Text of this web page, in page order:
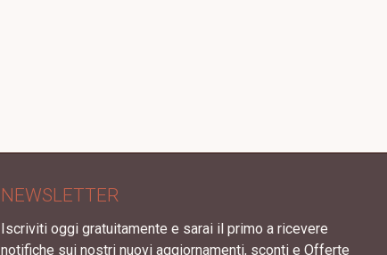
NEWSLETTER
Iscriviti oggi gratuitamente e sarai il primo a ricevere
notifiche sui nostri nuovi aggiornamenti, sconti e Offerte